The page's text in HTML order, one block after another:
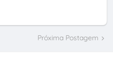
Próxima Postagem